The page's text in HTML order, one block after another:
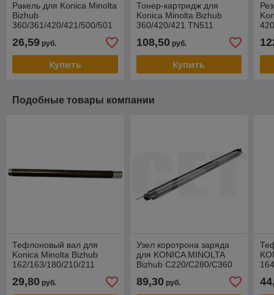
Ракель для Konica Minolta
Bizhub
360/361/420/421/500/501
26,59 руб.
Купить
Тонер-картридж для
Konica Minolta Bizhub
360/420/421 TN511
108,50руб.
Купить
Подобные товары компании
Тефлоновый вал для
Konica Minolta Bizhub
162/163/180/210/211
29,80 руб.
Узел коротрона заряда
для KONICA MINOLTA
Bizhub C220/C280/C360
CET7053
89,30руб.